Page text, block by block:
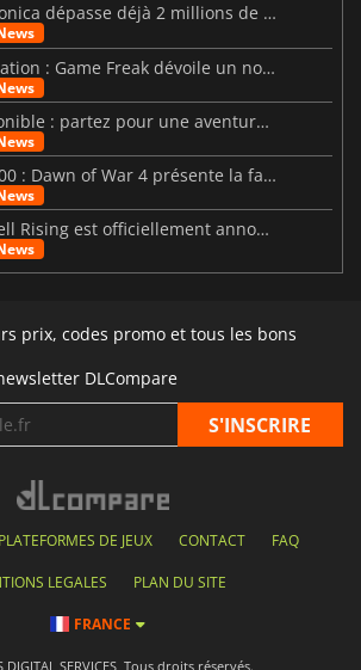
Resident Evil: Veronica dépasse déjà 2 millions de wishlists
Beast of Reincarnation : Game Freak dévoile un nouveau pari
Big Walk est disponible : partez pour une aventure entre amis
Warhammer 40 000 : Dawn of War 4 présente la faction des Nécrons
Le DLC Nioh 3 : Hell Rising est officiellement annoncé
prix, codes promo et tous les bons
DLCompare
PLATEFORMES DE JEUX CONTACT FAQ
LEGALES PLAN DU SITE
FRANCE